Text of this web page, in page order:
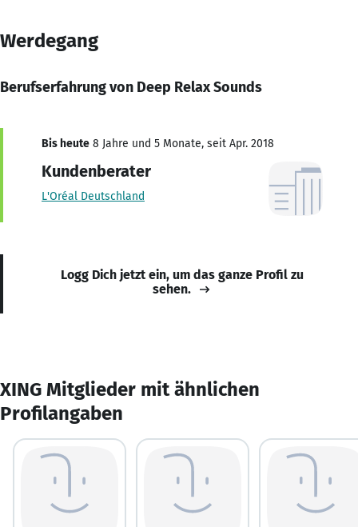
Werdegang
Berufserfahrung von Deep Relax Sounds
Bis heute 8 Jahre und 5 Monate, seit Apr. 2018
Kundenberater
L'Oréal Deutschland
Logg Dich jetzt ein, um das ganze Profil zu
sehen.
XING Mitglieder mit ähnlichen
Profilangaben